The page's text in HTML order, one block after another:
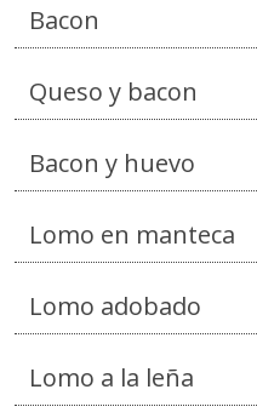
Bacon
Queso y bacon
Bacon y huevo
Lomo en manteca
Lomo adobado
Lomo a la leña